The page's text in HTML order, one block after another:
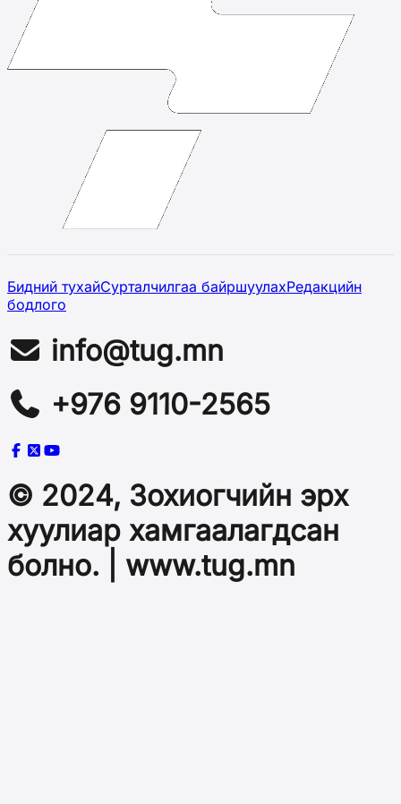
Бидний тухайСурталчилгаа байршуулахРедакцийн
бодлого
info@tug.mn
+976 9110-2565
© 2024, Зохиогчийн эрх
хуулиар хамгаалагдсан
болно. | www.tug.mn